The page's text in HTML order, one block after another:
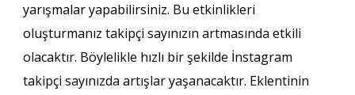
yarışmalar yapabilirsiniz. Bu etkinlikleri
oluşturmanız takipçi sayınızın artmasında etkili
olacaktır. Böylelikle hızlı bir şekilde İnstagram
takipçi sayınızda artışlar yaşanacaktır. Eklentinin